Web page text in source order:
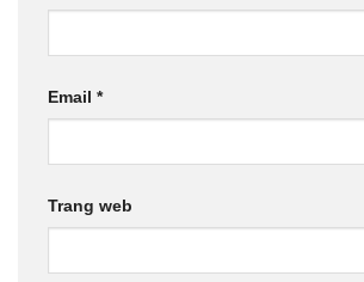
Email *
Trang web